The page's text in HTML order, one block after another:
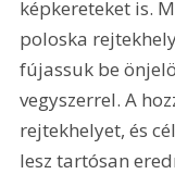
képkereteket is.
poloska
fújassuk be
vegyszerrel. A
rejtekhelyet, és
lesz tartósan